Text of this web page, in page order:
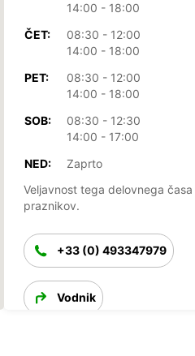
14:00 - 18:00
ČET:
08:30 - 12:00
14:00 - 18:00
PET:
08:30 - 12:00
14:00 - 18:00
SOB:
08:30 - 12:30
14:00 - 17:00
NED:
Zaprto
Veljavnost tega delovnega
praznikov.
+33 (0) 493347979
Vodnik